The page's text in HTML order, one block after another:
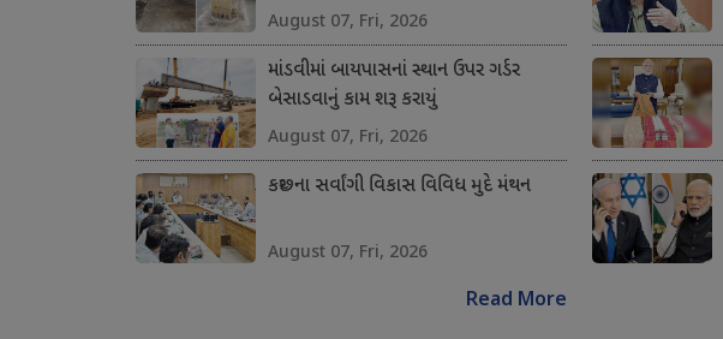
August 07, Fri, 2026
માંડવીમાં બાયપાસનાં સ્થાન ઉપર ગર્ડર
બેસાડવાનું કામ શરૂ કરાયું
August 07, Fri, 2026
કચ્છના સર્વાંગી વિકાસ વિવિધ મુદે મંથન
August 07, Fri, 2026
Read More